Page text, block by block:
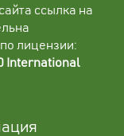
ссылка на
лицензии:
International